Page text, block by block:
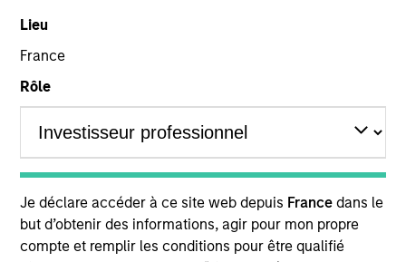
Lieu
France
Rôle
Je déclare accéder à ce site web depuis France dans le
but d’obtenir des informations, agir pour mon propre
compte et remplir les conditions pour être qualifié
Invested on
Mar 2026
A modern inclusive beauty brand, rooted in heritage
and powered by scent
View Current Employment Opportunities
View Site